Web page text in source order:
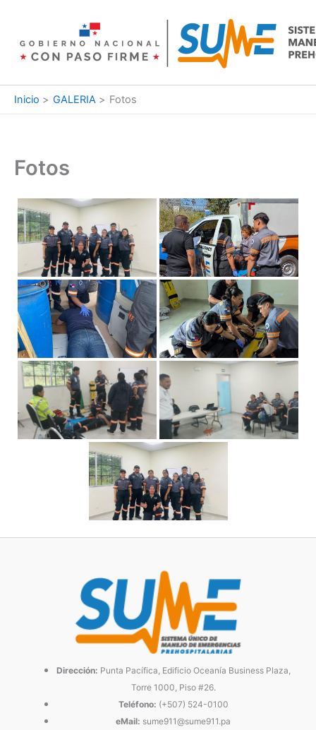
contenido
Inicio GALERIA Fotos
Fotos
Dirección: Punta Pacífica, Edificio Oceanía Business Plaza,
Torre 1000, Piso #26.
Teléfono: (+507) 524-0100
eMail: sume911@sume911.pa